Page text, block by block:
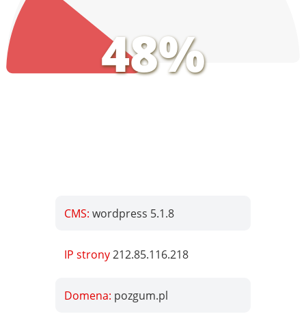
48%
CMS:wordpress 5.1.8
IP strony212.85.116.218
Domena: pozgum.pl